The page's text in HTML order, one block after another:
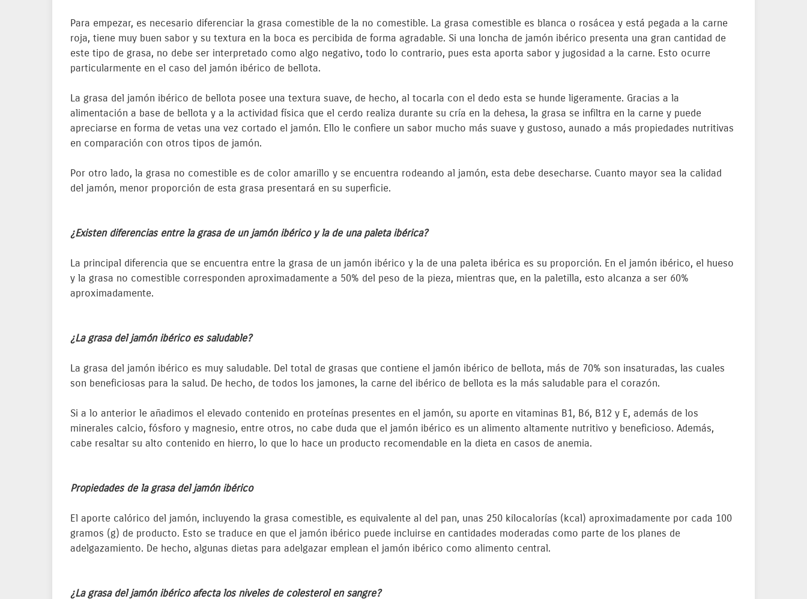
Para empezar, es necesario diferenciar la grasa comestible de la no comestible. La grasa comestible es blanca o rosácea y está pegada a la carne
roja, tiene muy buen sabor y su textura en la boca es percibida de forma agradable. Si una loncha de jamón ibérico presenta una gran cantidad de
este tipo de grasa, no debe ser interpretado como algo negativo, todo lo contrario, pues esta aporta sabor y jugosidad a la carne. Esto ocurre
particularmente en el caso del jamón ibérico de bellota.
La grasa del jamón ibérico de bellota posee una textura suave, de hecho, al tocarla con el dedo esta se hunde ligeramente. Gracias a la
alimentación a base de bellota y a la actividad física que el cerdo realiza durante su cría en la dehesa, la grasa se infiltra en la carne y puede
apreciarse en forma de vetas una vez cortado el jamón. Ello le confiere un sabor mucho más suave y gustoso, aunado a más propiedades nutritivas
en comparación con otros tipos de jamón.
Por otro lado, la grasa no comestible es de color amarillo y se encuentra rodeando al jamón, esta debe desecharse. Cuanto mayor sea la calidad
del jamón, menor proporción de esta grasa presentará en su superficie.
¿Existen diferencias entre la grasa de un jamón ibérico y la de una paleta ibérica?
La principal diferencia que se encuentra entre la grasa de un jamón ibérico y la de una paleta ibérica es su proporción. En el jamón ibérico, el hueso
y la grasa no comestible corresponden aproximadamente a 50% del peso de la pieza, mientras que, en la paletilla, esto alcanza a ser 60%
aproximadamente.
¿La grasa del jamón ibérico es saludable?
La grasa del jamón ibérico es muy saludable. Del total de grasas que contiene el jamón ibérico de bellota, más de 70% son insaturadas, las cuales
son beneficiosas para la salud. De hecho, de todos los jamones, la carne del ibérico de bellota es la más saludable para el corazón.
Si a lo anterior le añadimos el elevado contenido en proteínas presentes en el jamón, su aporte en vitaminas B1, B6, B12 y E, además de los
minerales calcio, fósforo y magnesio, entre otros, no cabe duda que el jamón ibérico es un alimento altamente nutritivo y beneficioso. Además,
cabe resaltar su alto contenido en hierro, lo que lo hace un producto recomendable en la dieta en casos de anemia.
Propiedades de la grasa del jamón ibérico
El aporte calórico del jamón, incluyendo la grasa comestible, es equivalente al del pan, unas 250 kilocalorías (kcal) aproximadamente por cada 100
gramos (g) de producto. Esto se traduce en que el jamón ibérico puede incluirse en cantidades moderadas como parte de los planes de
adelgazamiento. De hecho, algunas dietas para adelgazar emplean el jamón ibérico como alimento central.
¿La grasa del jamón ibérico afecta los niveles de colesterol en sangre?